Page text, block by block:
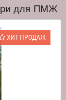
для ПМЖ
ХИТ ПРОДАЖ